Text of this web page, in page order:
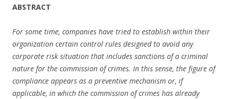
ABSTRACT
For some time, companies have tried to establish within their
organization certain control rules designed to avoid any
corporate risk situation that includes sanctions of a criminal
nature for the commission of crimes. In this sense, the figure of
compliance appears as a preventive mechanism or, if
applicable, in which the commission of crimes has already